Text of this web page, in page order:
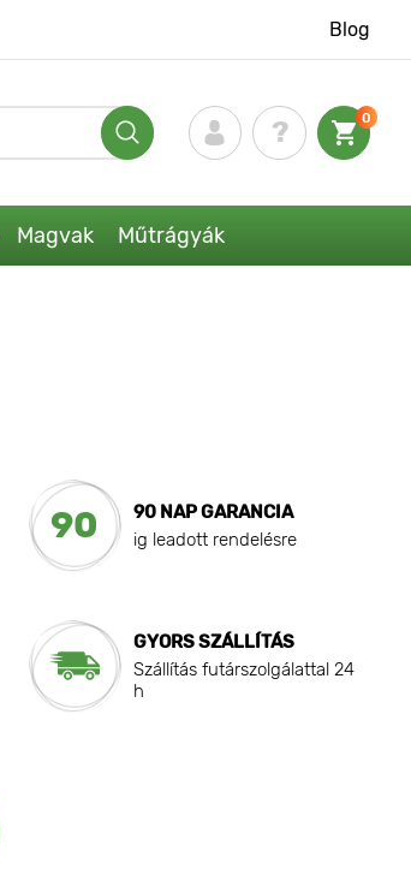
Blog
0
Magvak Műtrágyák
90
90 NAP GARANCIA
ig leadott rendelésre
GYORS SZÁLLÍTÁS
Szállítás futárszolgálattal 24
h